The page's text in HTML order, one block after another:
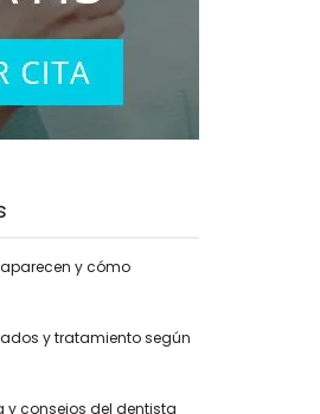
y cómo
y tratamiento según
y consejos del dentista